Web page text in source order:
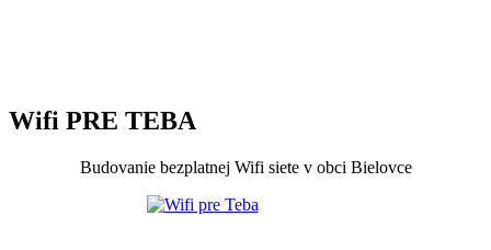
Wifi PRE TEBA
Budovanie bezplatnej Wifi siete v obci Bielovce